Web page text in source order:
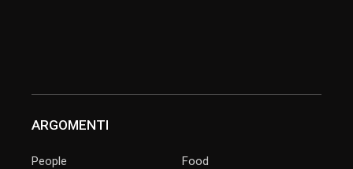
ARGOMENTI
People Food